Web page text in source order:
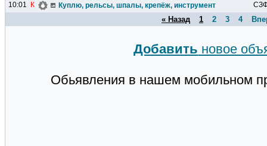
10:01
К Куплю, рельсы, шпалы, крепёж, инструмент, любые жд
« Назад 1 2 3 4
Добавить новое
Обьявления в нашем мобильном